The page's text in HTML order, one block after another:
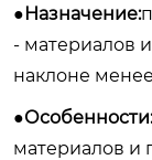
●Назначение:
- материалов
наклоне
●Особенности:
материалов и